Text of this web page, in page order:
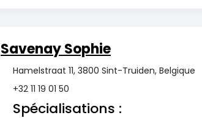
Savenay Sophie
Hamelstraat 11, 3800 Sint-Truiden, Belgique
+32 11 19 01 50
Spécialisations :